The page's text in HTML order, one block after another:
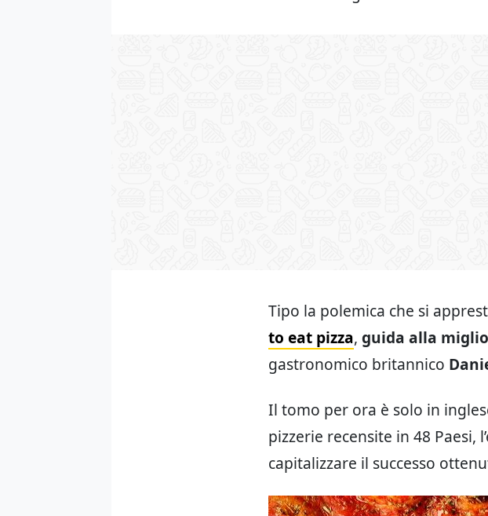
Tipo la polemica che si
to eat pizza, guida alla
gastronomico britannico
Il tomo per ora è solo in
pizzerie recensite in 48 Paesi,
capitalizzare il successo